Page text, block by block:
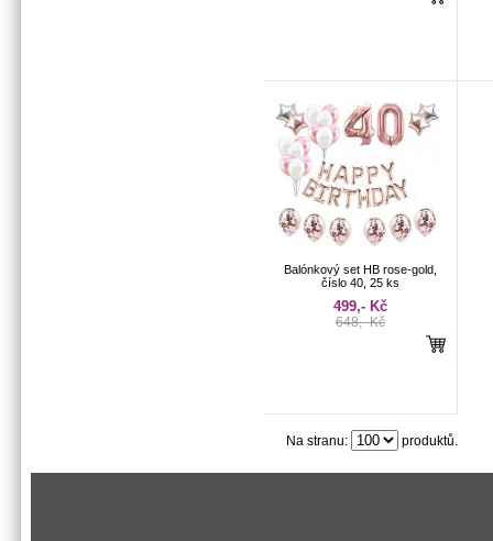
Balónkový set HB rose-gold,
číslo 40, 25 ks
499,- Kč
648,- Kč
Na stranu: produktů.